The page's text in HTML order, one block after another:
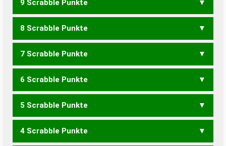
9 Scrabble Punkte
PARSET PATERS PATRES
TRAPSE
8 Scrabble Punkte
APERT PARSE PARTE
SEPTA SPARE SPART SPATE TAPER TAPRE TAPSE
TRAPS
7 Scrabble Punkte
APER APRE PART PATE
SPAR SPAT TAPE TAPS TRAP
6 Scrabble Punkte
PAS PER PES PRS PST
5 Scrabble Punkte
ARTES ASTER RASET
4 Scrabble Punkte